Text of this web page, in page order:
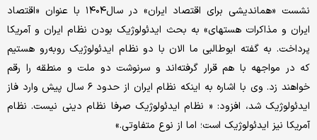
نشست «هم‎اندیشی برای اقتصاد ایران» در سال۱۴۰۴ با عنوان «اقتصاد
ایران و مذاکرات هسته‎ای» به بحث ایدئولوژیک بودن نظام ایران و آمریکا
پرداخت. به گفته ابوطالبی ما الان با دو نظام ایدئولوژیک روبه‌رو هستیم
که در مواجهه با هم قرار گرفته‌اند و سرنوشت دو ملت و منطقه را رقم
خواهند زد. وی با اشاره به اینکه نظام ایران از حدود ۶ سال پیش وارد فاز
ایدئولوژیک شد، افزود: « نظام ایدئولوژیک صرفا نظام دینی نیست. نظام
آمریکا نیز ایدئولوژیک است؛ اما از نوع متفاوتی.»